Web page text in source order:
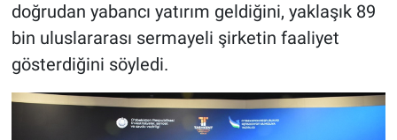
doğrudan yabancı yatırım geldiğini, yaklaşık 89
bin uluslararası sermayeli şirketin faaliyet
gösterdiğini söyledi.